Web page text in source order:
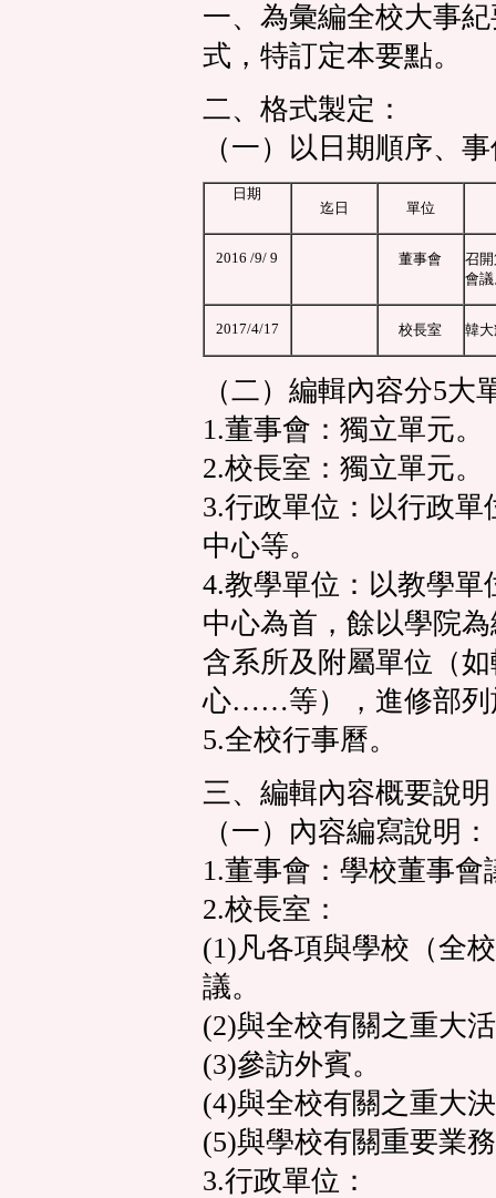
一、為彙編全校大事
式，特訂定本要點。
二、格式製定：
（一）以日期順序、
日期
迄日
單位
2016 /9/ 9 董事會
召
會議
2017/4/17 校長室 韓
（二）編輯內容分5大
1.董事會：獨立單元。
2.校長室：獨立單元。
3.行政單位：以行政
中心等。
4.教學單位：以教學
中心為首，餘以學院
含系所及附屬單位（
心……等），進修部列
5.全校行事曆。
三、編輯內容概要說
（一）內容編寫說明：
1.董事會：學校董事會
2.校長室：
(1)凡各項與學校（全
議。
(2)與全校有關之重大
(3)參訪外賓。
(4)與全校有關之重大
(5)與學校有關重要業
3.行政單位：